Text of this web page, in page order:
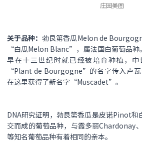
庄园美图
关于品种：勃艮第香瓜Melon de
“白瓜Melon Blanc”，属法国白葡萄品种
早在十三世纪时就已经被培育种植，
“Plant de Bourgogne”的名字传入卢
在这里获得了新名字“Muscadet”。
DNA研究证明，勃艮第香瓜是皮诺Pinot和
交而成的葡萄品种，与霞多丽Chardonay
等知名葡萄品种有着相同的亲本。